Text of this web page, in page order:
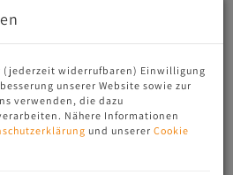
overlooking the harbor
(jederzeit widerrufbaren) Einwilligung
unserer Website sowie zur
verwenden, die dazu
Nähere Informationen
und unserer Cookie